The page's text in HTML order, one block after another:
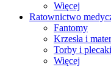
Więcej
Ratownictwo
Fantomy
Krzesła i
Torby i plecaki
Więcej